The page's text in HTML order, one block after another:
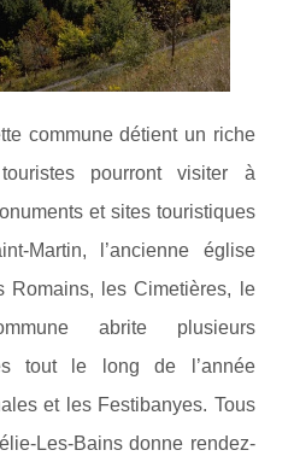
commune détient un riche
pourront visiter à
et sites touristiques
Martin, l’ancienne église
Romains, les Cimetières, le
abrite plusieurs
tout le long de l’année
et les Festibanyes. Tous
Les-Bains donne rendez-